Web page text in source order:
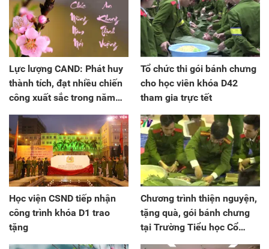
Lực lượng CAND: Phát huy
thành tích, đạt nhiều chiến
công xuất sắc trong năm
2018
Tổ chức thi gói bánh chưng
cho học viên khóa D42
tham gia trực tết
Học viện CSND tiếp nhận
công trình khóa D1 trao
tặng
Chương trình thiện nguyện,
tặng quà, gói bánh chưng
tại Trường Tiểu học Cổ